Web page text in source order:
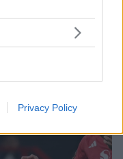
Privacy Policy